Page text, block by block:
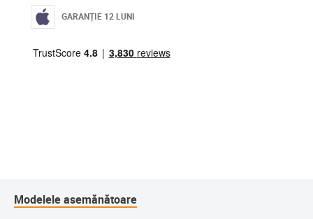
GARANȚIE 12 LUNI
Modelele asemănătoare